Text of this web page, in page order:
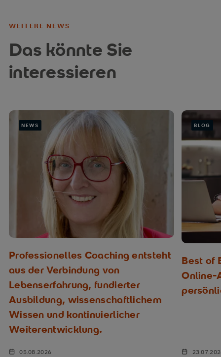
WEITERE NEWS
Das könnte Sie
interessieren
NEWS
Professionelles Coaching entsteht
aus der Verbindung von
Lebenserfahrung, fundierter
Ausbildung, wissenschaftlichem
Wissen und kontinuierlicher
Weiterentwicklung.
05.08.2026
BLOG
Best of
Online-